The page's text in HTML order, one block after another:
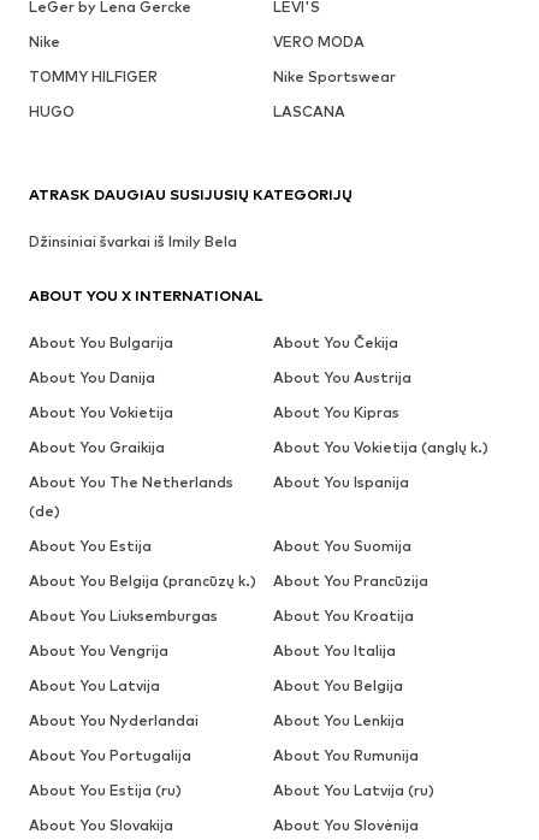
LeGer by Lena Gercke
LEVI'S
Nike
VERO MODA
TOMMY HILFIGER
Nike Sportswear
HUGO
LASCANA
ATRASK DAUGIAU SUSIJUSIŲ KATEGORIJŲ
Džinsiniai švarkai iš Imily Bela
ABOUT YOU X INTERNATIONAL
About You Bulgarija
About You Čekija
About You Danija
About You Austrija
About You Vokietija
About You Kipras
About You Graikija
About You Vokietija (anglų k.)
About You The Netherlands
(de)
About You Ispanija
About You Estija
About You Suomija
About You Belgija (prancūzų k.)
About You Prancūzija
About You Liuksemburgas
About You Kroatija
About You Vengrija
About You Italija
About You Latvija
About You Belgija
About You Nyderlandai
About You Lenkija
About You Portugalija
About You Rumunija
About You Estija (ru)
About You Latvija (ru)
About You Slovakija
About You Slovėnija